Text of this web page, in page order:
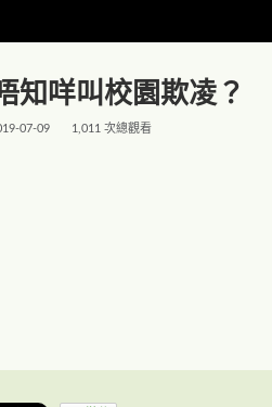
知咩叫校園欺凌？
07-09 1,011 次總觀看